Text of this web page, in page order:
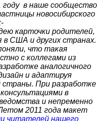
году в наше сообщество
новосибирского
карточки родителей,
в США и других странах.
что такая
с коллегами из
аналогичного
и адаптируя
страны. При разработке
в
и непременно
2011 года макет
читателей нашего